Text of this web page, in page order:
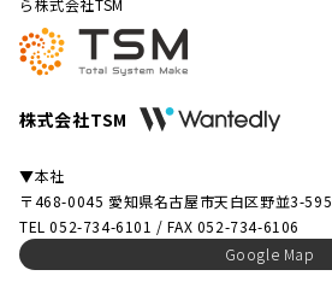
株式会社TSM
▼本社
〒468-0045 愛知県名古屋市天白区野並3-595
TEL 052-734-6101 / FAX 052-734-6106
Google Map